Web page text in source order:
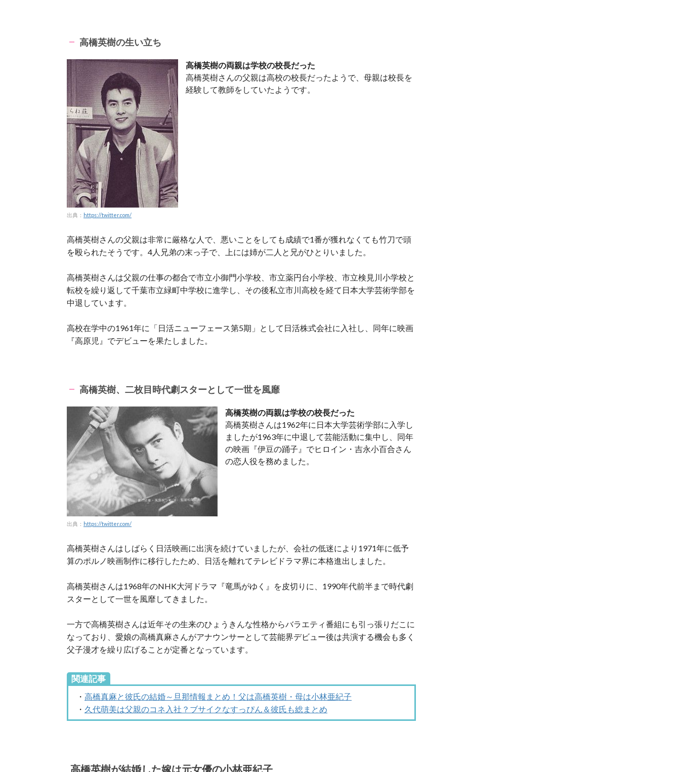
高橋英樹の生い立ち
出典： https://twitter.com/
高橋英樹の両親は学校の校長だった
高橋英樹さんの父親は高校の校長だったようで、母親は校長を
経験して教師をしていたようです。
高橋英樹さんの父親は非常に厳格な人で、悪いことをしても成績で1番が獲れなくても竹刀で頭
を殴られたそうです。4人兄弟の末っ子で、上には姉が二人と兄がひとりいました。
高橋英樹さんは父親の仕事の都合で市立小御門小学校、市立薬円台小学校、市立検見川小学校と
転校を繰り返して千葉市立緑町中学校に進学し、その後私立市川高校を経て日本大学芸術学部を
中退しています。
高校在学中の1961年に「日活ニューフェース第5期」として日活株式会社に入社し、同年に映画
『高原児』でデビューを果たしました。
高橋英樹、二枚目時代劇スターとして一世を風靡
出典： https://twitter.com/
高橋英樹の両親は学校の校長だった
高橋英樹さんは1962年に日本大学芸術学部に入学し
ましたが1963年に中退して芸能活動に集中し、同年
の映画『伊豆の踊子』でヒロイン・吉永小百合さん
の恋人役を務めました。
高橋英樹さんはしばらく日活映画に出演を続けていましたが、会社の低迷により1971年に低予
算のポルノ映画制作に移行したため、日活を離れてテレビドラマ界に本格進出しました。
高橋英樹さんは1968年のNHK大河ドラマ『竜馬がゆく』を皮切りに、1990年代前半まで時代劇
スターとして一世を風靡してきました。
一方で高橋英樹さんは近年その生来のひょうきんな性格からバラエティ番組にも引っ張りだこに
なっており、愛娘の高橋真麻さんがアナウンサーとして芸能界デビュー後は共演する機会も多く
父子漫才を繰り広げることが定番となっています。
関連記事
・ 高橋真麻と彼氏の結婚～旦那情報まとめ！父は高橋英樹・母は小林亜紀子
・ 久代萌美は父親のコネ入社？ブサイクなすっぴん＆彼氏も総まとめ
高橋英樹が結婚した嫁は元女優の小林亜紀子